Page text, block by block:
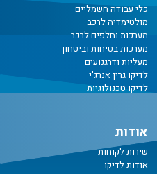
כלי עבודה חשמליים
מולטימדיה לרכב
מערכות וחלפים לרכב
מערכות בטיחות וביטחון
מעליות ודרגנועים
לדיקו גרין אנרג'י
לדיקו טכנולוגיות
אודות
שירות לקוחות
אודות לדיקו